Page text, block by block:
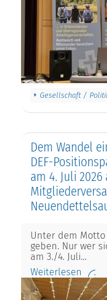
Gesellschaft /
Dem Wandel
DEF-
am 4. Juli
Unter dem Motto
geben. Nur wer
am 3./4. Juli…
Weiterlesen